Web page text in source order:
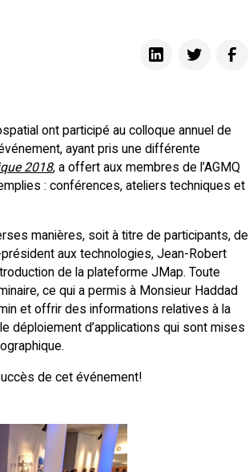
ont participé au colloque annuel de
ayant pris une différente
2018, a offert aux membres de l’AGMQ
: conférences, ateliers techniques et
manières, soit à titre de participants, de
aux technologies, Jean-Robert
de la plateforme JMap. Toute
ce qui a permis à Monsieur Haddad
et offrir des informations relatives à la
déploiement d’applications qui sont mises
de cet événement!